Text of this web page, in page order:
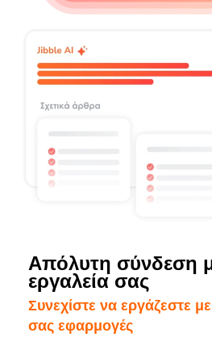
Απόλυτη σύνδεση
εργαλεία σας
Συνεχίστε να εργάζεστε
σας εφαρμογές